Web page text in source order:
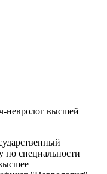
невролог высшей
по специальности